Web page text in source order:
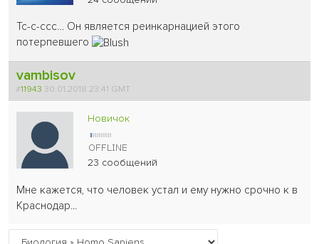
Тс-с-ссс… Он является реинкарнацией этого
потерпевшего
vambisov
#11943 30.01.2018 23:41 GMT
Новичок
23 сообщений
Мне кажется, что человек устал и ему нужно срочно к в
Краснодар...